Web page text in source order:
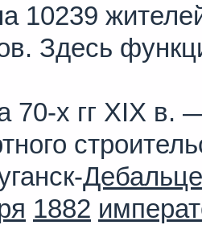
10239
Здесь
70-х гг XIX в.
1882